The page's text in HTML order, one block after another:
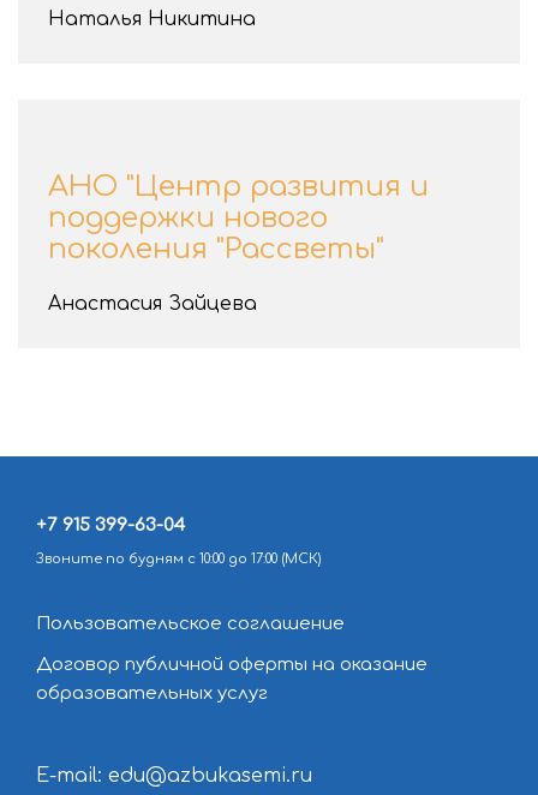
Наталья Никитина
АНО "Центр развития и
поддержки нового
поколения "Рассветы"
Анастасия Зайцева
+7 915 399-63-04
Звоните по будням с 10:00 до 17:00 (МСК)
Пользовательское соглашение
Договор публичной оферты на оказание
образовательных услуг
E-mail: edu@azbukasemi.ru